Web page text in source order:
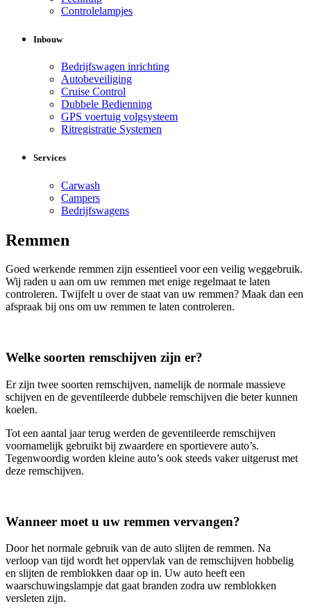
Controlelampjes
Inbouw
Bedrijfswagen inrichting
Autobeveiliging
Cruise Control
Dubbele Bedienning
GPS voertuig volgsysteem
Ritregistratie Systemen
Services
Carwash
Campers
Bedrijfswagens
Remmen
Goed werkende remmen zijn essentieel voor een veilig weggebruik.
Wij raden u aan om uw remmen met enige regelmaat te laten
controleren. Twijfelt u over de staat van uw remmen? Maak dan een
afspraak bij ons om uw remmen te laten controleren.
Welke soorten remschijven zijn er?
Er zijn twee soorten remschijven, namelijk de normale massieve
schijven en de geventileerde dubbele remschijven die beter kunnen
koelen.
Tot een aantal jaar terug werden de geventileerde remschijven
voornamelijk gebruikt bij zwaardere en sportievere auto’s.
Tegenwoordig worden kleine auto’s ook steeds vaker uitgerust met
deze remschijven.
Wanneer moet u uw remmen vervangen?
Door het normale gebruik van de auto slijten de remmen. Na
verloop van tijd wordt het oppervlak van de remschijven hobbelig
en slijten de remblokken daar op in. Uw auto heeft een
waarschuwingslampje dat gaat branden zodra uw remblokken
versleten zijn.